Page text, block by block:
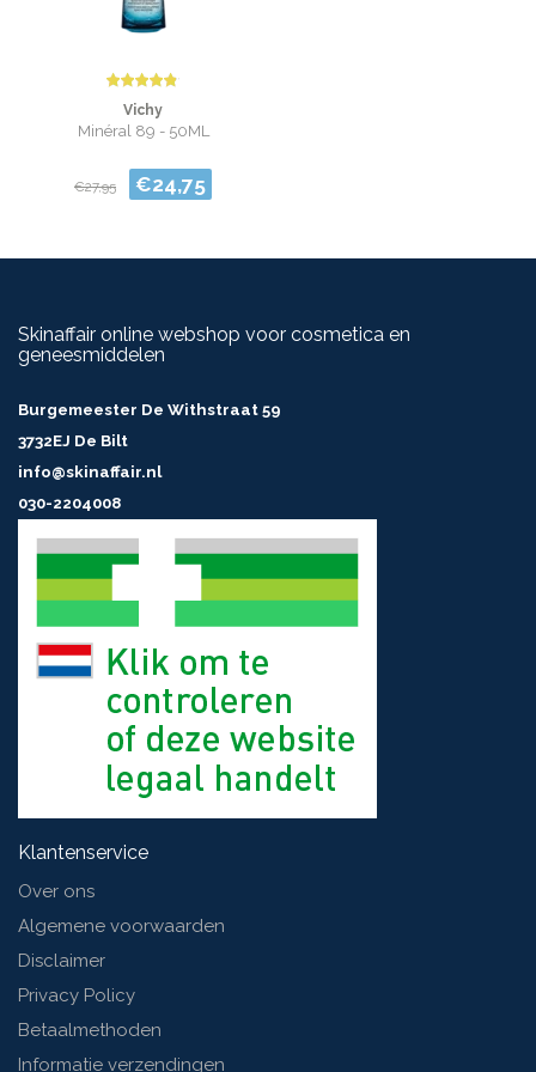
Vichy
Minéral 89 - 50ML
€27,95 €24,75
Skinaffair online webshop voor cosmetica en
geneesmiddelen
Burgemeester De Withstraat 59
3732EJ De Bilt
info@skinaffair.nl
030-2204008
Klantenservice
Over ons
Algemene voorwaarden
Disclaimer
Privacy Policy
Betaalmethoden
Informatie verzendingen